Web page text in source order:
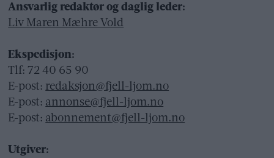
Ansvarlig redaktør og daglig leder:
Liv Maren Mæhre Vold
Ekspedisjon:
Tlf: 72 40 65 90
E-post: redaksjon@fjell-ljom.no
E-post: annonse@fjell-ljom.no
E-post: abonnement@fjell-ljom.no
Utgiver: